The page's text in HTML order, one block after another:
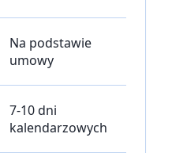
Na podstawie
umowy
7-10 dni
kalendarzowych